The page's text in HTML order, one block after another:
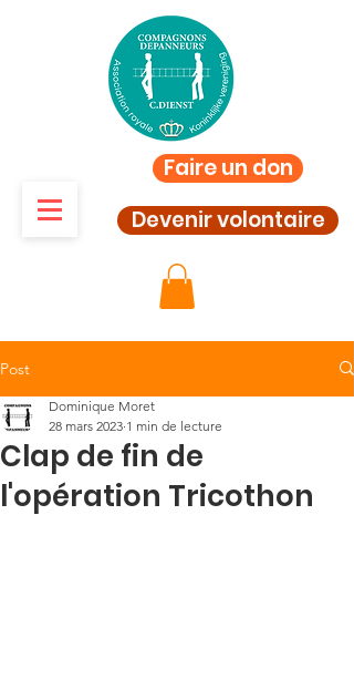
Faire un don
Devenir volontaire
Post
Clap de fin de
l'opération Tricothon
Dominique Moret
28 mars 2023 1 min de lecture